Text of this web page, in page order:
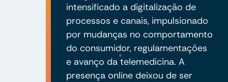
intensificado a digitalização de
processos e canais, impulsionado
por mudanças no comportamento
do consumidor, regulamentações
e avanço da telemedicina. A
presença online deixou de ser